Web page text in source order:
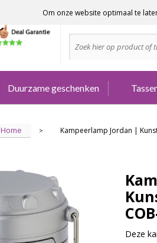
Advies nodig?
Duurzame geschenken
Home > Kampeerlamp Jordan |
Deze
Om onze website optimaal te